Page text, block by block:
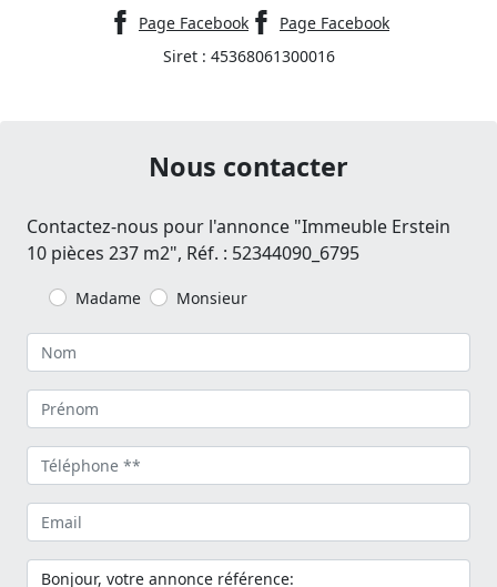
Page Facebook
Page Facebook
Siret : 45368061300016
Nous contacter
Contactez-nous pour l'annonce "Immeuble Erstein
10 pièces 237 m2", Réf. : 52344090_6795
Madame Monsieur